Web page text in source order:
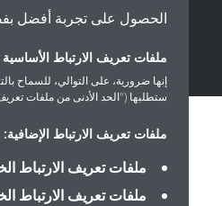
الحصول على تجربة أفضل بفضل
ملفات تعريف الارتباط الأساسية
إنها ضرورية، على التوالي، للسماح بالتنقل
ستطلبها ("الحد الأدنى من ملفات تعريف
ملفات تعريف الارتباط الإضافية:
ملفات تعريف الارتباط الخاصة
ملفات تعريف الارتباط